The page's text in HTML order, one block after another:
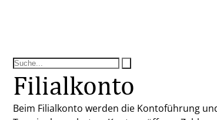
Filialkonto
Beim Filialkonto werden die Kontoführung